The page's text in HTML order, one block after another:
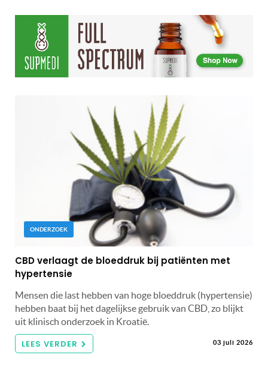
ONDERZOEK
CBD verlaagt de bloeddruk bij patiënten met
hypertensie
Mensen die last hebben van hoge bloeddruk (hypertensie)
hebben baat bij het dagelijkse gebruik van CBD, zo blijkt
uit klinisch onderzoek in Kroatië.
LEES VERDER 03 juli 2026